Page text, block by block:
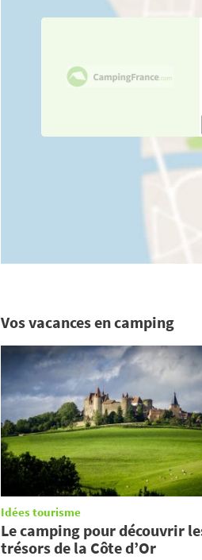
Vos vacances en camping
Idées tourisme
Le camping pour découvrir
trésors de la Côte d’Or